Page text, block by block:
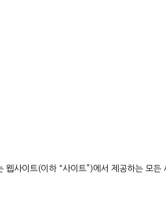
사이트(이하 “사이트”)에서 제공하는 모